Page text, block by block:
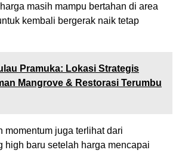
masih mampu bertahan di area
kembali bergerak naik tetap
Pramuka: Lokasi Strategis
Mangrove & Restorasi Terumbu
momentum juga terlihat dari
high baru setelah harga mencapai